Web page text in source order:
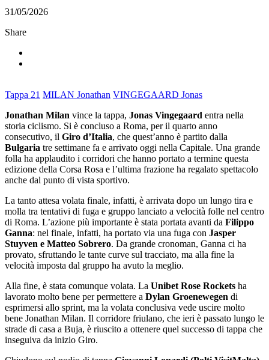
31/05/2026
Share
Tappa 21 MILAN Jonathan VINGEGAARD Jonas
Jonathan Milan vince la tappa, Jonas Vingegaard entra nella
storia ciclismo. Si è concluso a Roma, per il quarto anno
consecutivo, il Giro d’Italia, che quest’anno è partito dalla
Bulgaria tre settimane fa e arrivato oggi nella Capitale. Una grande
folla ha applaudito i corridori che hanno portato a termine questa
edizione della Corsa Rosa e l’ultima frazione ha regalato spettacolo
anche dal punto di vista sportivo.
La tanto attesa volata finale, infatti, è arrivata dopo un lungo tira e
molla tra tentativi di fuga e gruppo lanciato a velocità folle nel centro
di Roma. L’azione più importante è stata portata avanti da Filippo
Ganna: nel finale, infatti, ha portato via una fuga con Jasper
Stuyven e Matteo Sobrero. Da grande cronoman, Ganna ci ha
provato, sfruttando le tante curve sul tracciato, ma alla fine la
velocità imposta dal gruppo ha avuto la meglio.
Alla fine, è stata comunque volata. La Unibet Rose Rockets ha
lavorato molto bene per permettere a Dylan Groenewegen di
esprimersi allo sprint, ma la volata conclusiva vede uscire molto
bene Jonathan Milan. Il corridore friulano, che ieri è passato lungo le
strade di casa a Buja, è riuscito a ottenere quel successo di tappa che
inseguiva da inizio Giro.